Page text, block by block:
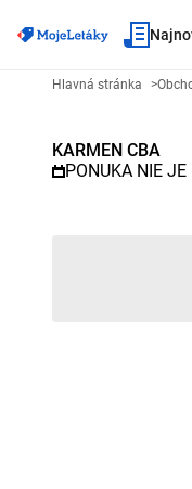
Reklamný
Hlavná stránka >
KARMEN CBA
PONUKA NIE